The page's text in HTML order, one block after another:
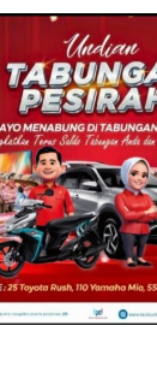
APRIL 6, 2026
Komisi II DPRD
Regulasi
FEBRUARI 26, 2026
Dipangkas,
Aspirasi
FEBRUARI 20, 2026
I DPRD Banyuasin
Aspirasi